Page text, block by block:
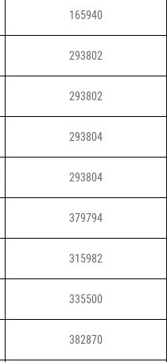
165940
293802
293802
293804
293804
379794
315982
335500
382870